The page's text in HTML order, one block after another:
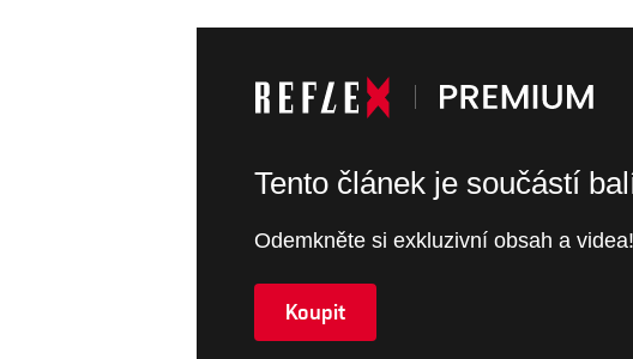
Tento článek je součástí
Odemkněte si exkluzivní obsah a videa!
Koupit